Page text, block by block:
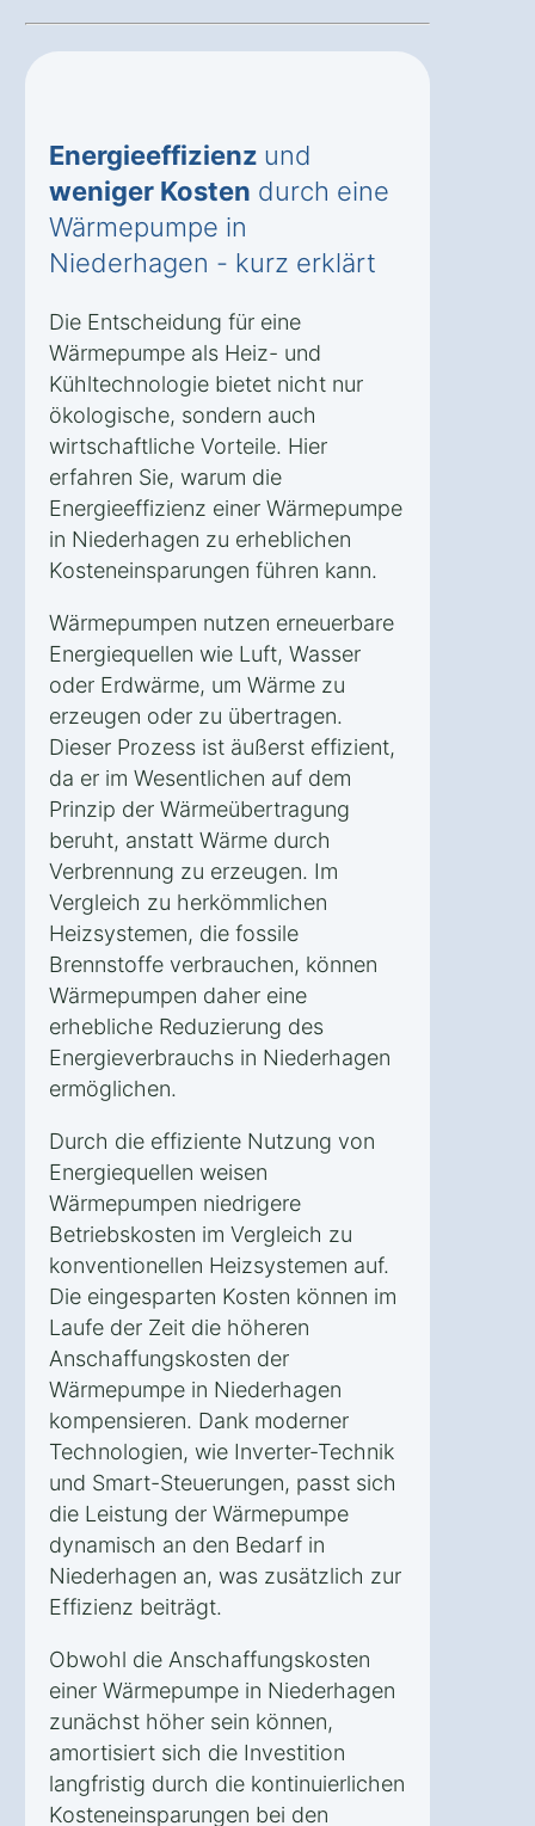
Energieeffizienz und
weniger Kosten durch eine
Wärmepumpe in
Niederhagen - kurz erklärt
Die Entscheidung für eine
Wärmepumpe als Heiz- und
Kühltechnologie bietet nicht nur
ökologische, sondern auch
wirtschaftliche Vorteile. Hier
erfahren Sie, warum die
Energieeffizienz einer Wärmepumpe
in Niederhagen zu erheblichen
Kosteneinsparungen führen kann.
Wärmepumpen nutzen erneuerbare
Energiequellen wie Luft, Wasser
oder Erdwärme, um Wärme zu
erzeugen oder zu übertragen.
Dieser Prozess ist äußerst effizient,
da er im Wesentlichen auf dem
Prinzip der Wärmeübertragung
beruht, anstatt Wärme durch
Verbrennung zu erzeugen. Im
Vergleich zu herkömmlichen
Heizsystemen, die fossile
Brennstoffe verbrauchen, können
Wärmepumpen daher eine
erhebliche Reduzierung des
Energieverbrauchs in Niederhagen
ermöglichen.
Durch die effiziente Nutzung von
Energiequellen weisen
Wärmepumpen niedrigere
Betriebskosten im Vergleich zu
konventionellen Heizsystemen auf.
Die eingesparten Kosten können im
Laufe der Zeit die höheren
Anschaffungskosten der
Wärmepumpe in Niederhagen
kompensieren. Dank moderner
Technologien, wie Inverter-Technik
und Smart-Steuerungen, passt sich
die Leistung der Wärmepumpe
dynamisch an den Bedarf in
Niederhagen an, was zusätzlich zur
Effizienz beiträgt.
Obwohl die Anschaffungskosten
einer Wärmepumpe in Niederhagen
zunächst höher sein können,
amortisiert sich die Investition
langfristig durch die kontinuierlichen
Kosteneinsparungen bei den